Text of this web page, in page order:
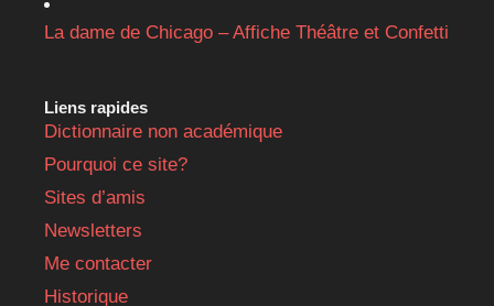
La dame de Chicago – Affiche Théâtre et Confetti
Liens rapides
Dictionnaire non académique
Pourquoi ce site?
Sites d’amis
Newsletters
Me contacter
Historique